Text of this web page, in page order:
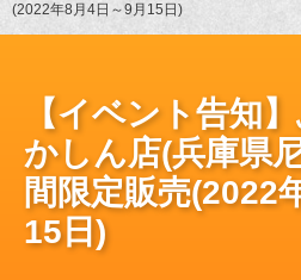
(2022年8月4日～9月15日)
【イベント告知
かしん店(兵庫県
間限定販売(2022
15日)